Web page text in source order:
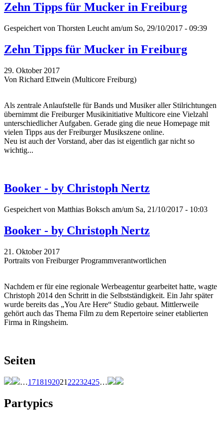
Zehn Tipps für Mucker in Freiburg
Gespeichert von Thorsten Leucht am/um So, 29/10/2017 - 09:39
Zehn Tipps für Mucker in Freiburg
29. Oktober 2017
Von Richard Ettwein (Multicore Freiburg)
Als zentrale Anlaufstelle für Bands und Musiker aller Stilrichtungen
übernimmt die Freiburger Musikinitiative Multicore eine Vielzahl
unterschiedlicher Aufgaben. Gerade ging die neue Homepage mit
vielen Tipps aus der Freiburger Musikszene online.
Neu ist auch der Vorstand, aber das ist eigentlich gar nicht so
wichtig...
Booker - by Christoph Nertz
Gespeichert von Matthias Boksch am/um Sa, 21/10/2017 - 10:03
Booker - by Christoph Nertz
21. Oktober 2017
Portraits von Freiburger Programmverantwortlichen
Nachdem er für eine regionale Werbeagentur gearbeitet hatte, wagte
Christoph 2014 den Schritt in die Selbstständigkeit. Ein Jahr später
wurde bereits das „You Are Here“ Studio gebaut. Mittlerweile
gehört auch das Thema Film zu dem Repertoire seiner etablierten
Firma in Ringsheim.
Seiten
…171819202122232425…
Partypics